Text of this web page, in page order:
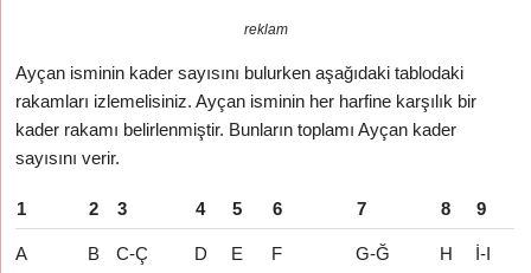
reklam
Ayçan isminin kader sayısını bulurken aşağıdaki tablodaki
rakamları izlemelisiniz. Ayçan isminin her harfine karşılık bir
kader rakamı belirlenmiştir. Bunların toplamı Ayçan kader
sayısını verir.
1 2 3 4 5 6 7 8 9
A B C-Ç D E F G-Ğ H İ-I